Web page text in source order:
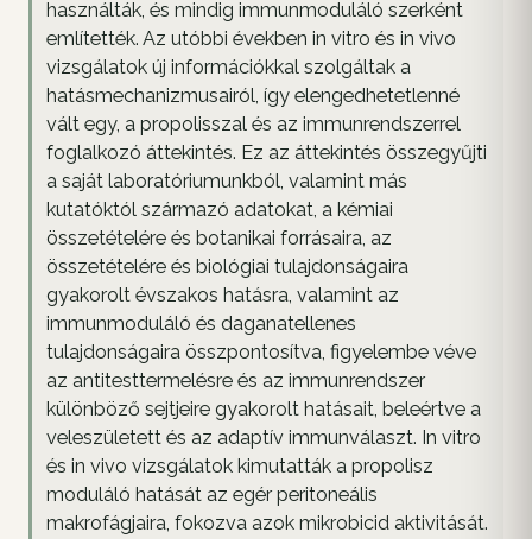
használták, és mindig immunmoduláló szerként
említették. Az utóbbi években in vitro és in vivo
vizsgálatok új információkkal szolgáltak a
hatásmechanizmusairól, így elengedhetetlenné
vált egy, a propolisszal és az immunrendszerrel
foglalkozó áttekintés. Ez az áttekintés összegyűjti
a saját laboratóriumunkból, valamint más
kutatóktól származó adatokat, a kémiai
összetételére és botanikai forrásaira, az
összetételére és biológiai tulajdonságaira
gyakorolt évszakos hatásra, valamint az
immunmoduláló és daganatellenes
tulajdonságaira összpontosítva, figyelembe véve
az antitesttermelésre és az immunrendszer
különböző sejtjeire gyakorolt hatásait, beleértve a
veleszületett és az adaptív immunválaszt. In vitro
és in vivo vizsgálatok kimutatták a propolisz
moduláló hatását az egér peritoneális
makrofágjaira, fokozva azok mikrobicid aktivitását.